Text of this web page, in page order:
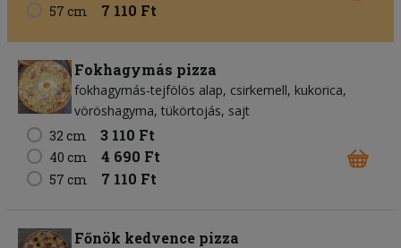
57 cm 7 110 Ft
Fokhagymás pizza
fokhagymás-tejfölös alap csirkemell kukorica
vöröshagyma tükörtojás sajt
32 cm
3 110 Ft
40 cm 4 690 Ft
57 cm 7 110 Ft
Főnök kedvence pizza